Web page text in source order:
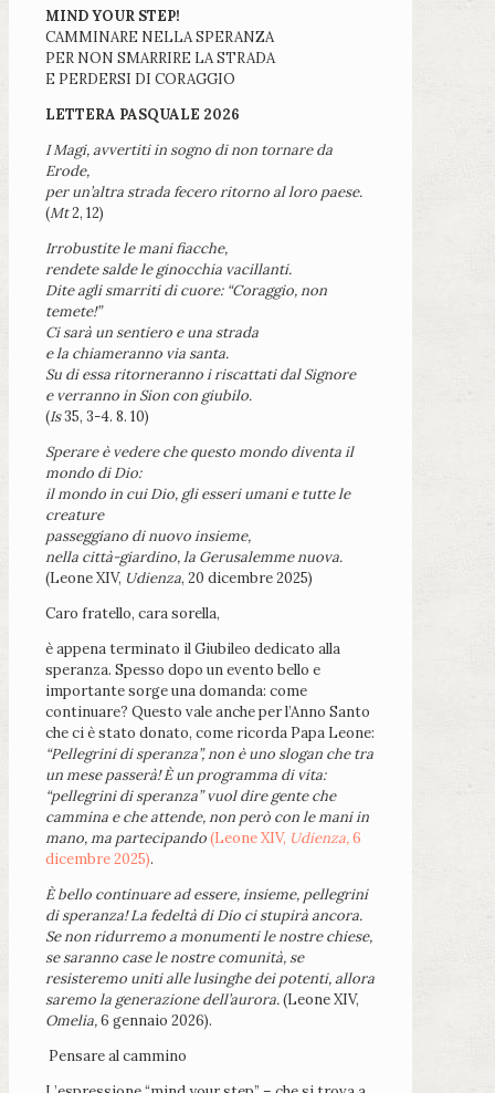
MIND YOUR STEP!
CAMMINARE NELLA SPERANZA
PER NON SMARRIRE LA STRADA
E PERDERSI DI CORAGGIO
LETTERA PASQUALE 2026
I Magi, avvertiti in sogno di non tornare da
Erode,
per un’altra strada fecero ritorno al loro paese.
(Mt2, 12)
Irrobustite le mani fiacche,
rendete salde le ginocchia vacillanti.
Dite agli smarriti di cuore: “Coraggio, non
temete!”
Ci sarà un sentiero e una strada
e la chiameranno via santa.
Su di essa ritorneranno i riscattati dal Signore
e verranno in Sion con giubilo.
(Is35, 3-4. 8. 10)
Sperare è vedere che questo mondo diventa il
mondo di Dio:
il mondo in cui Dio, gli esseri umani e tutte le
creature
passeggiano di nuovo insieme,
nella città-giardino, la Gerusalemme nuova.
(Leone XIV, Udienza, 20 dicembre 2025)
Caro fratello, cara sorella,
è appena terminato il Giubileo dedicato alla
speranza. Spesso dopo un evento bello e
importante sorge una domanda: come
continuare? Questo vale anche per l’Anno Santo
che ci è stato donato, come ricorda Papa Leone:
“Pellegrini di speranza”, non è uno slogan che tra
un mese passerà! È un programma di vita:
“pellegrini di speranza” vuol dire gente che
cammina e che attende, non però con le mani in
mano, ma partecipando(Leone XIV, Udienza,6
dicembre 2025).
È bello continuare ad essere, insieme, pellegrini
di speranza! La fedeltà di Dio ci stupirà ancora.
Se non ridurremo a monumenti le nostre chiese,
se saranno case le nostre comunità, se
resisteremo uniti alle lusinghe dei potenti, allora
saremo la generazione dell’aurora.(Leone XIV,
Omelia,6 gennaio 2026).
Pensare al cammino